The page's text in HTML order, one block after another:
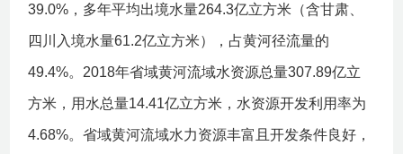
39.0%，多年平均出境水量264.3亿立方米（含甘肃、
四川入境水量61.2亿立方米），占黄河径流量的
49.4%。2018年省域黄河流域水资源总量307.89亿立
方米，用水总量14.41亿立方米，水资源开发利用率为
4.68%。省域黄河流域水力资源丰富且开发条件良好，